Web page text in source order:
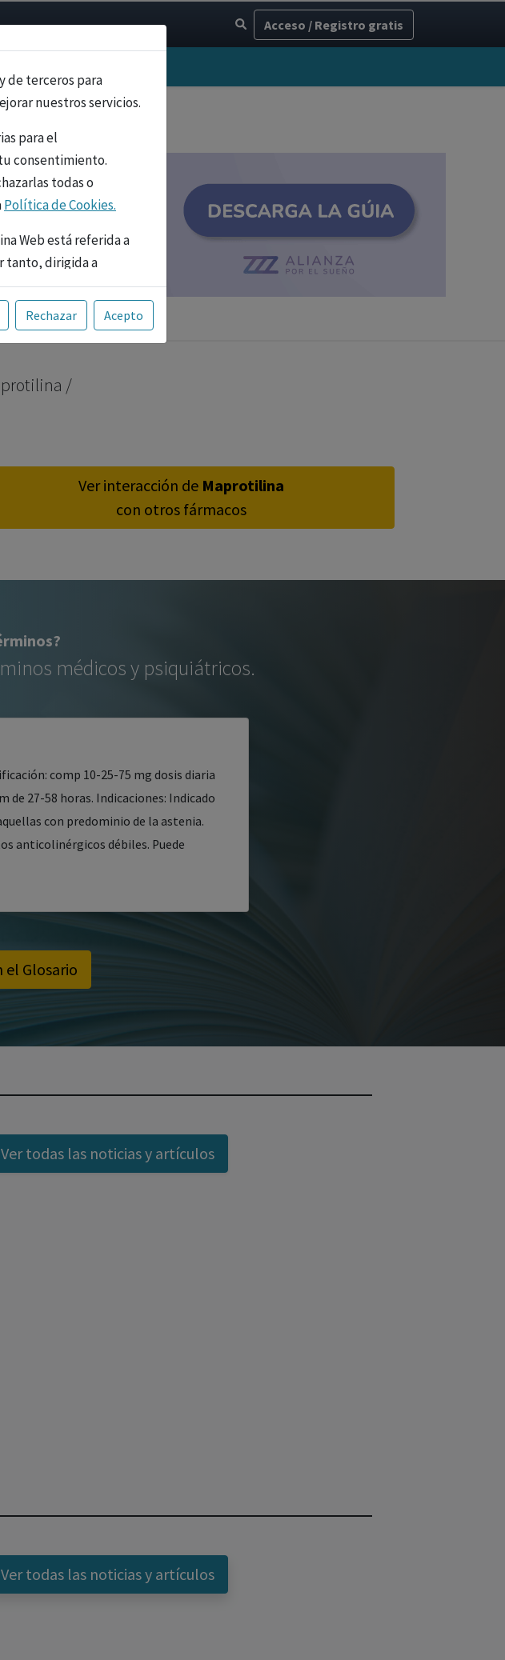
Acceso / Registro gratis
de terceros para
nuestros servicios.
para el
consentimiento.
todas o
Política de Cookies.
Web está referida a
tanto, dirigida a
para
ejercicio
los fármacos se facilita
medicamentos y
más adecuado
Rechazar Acepto
/
Ver interacción de Maprotilina
con otros fármacos
médicos y psiquiátricos.
comp 10-25-75 mg dosis diaria
de 27-58 horas. Indicaciones: Indicado
con predominio de la astenia.
anticolinérgicos débiles. Puede
el Glosario
Ver todas las noticias y artículos
Ver todas las noticias y artículos